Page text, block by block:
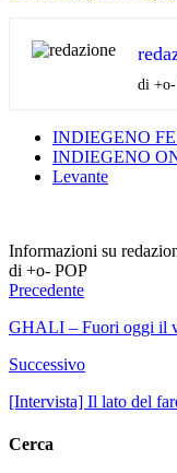
di
INDIEGENO
INDIEGENO
Levante
Informazioni su
di +o- POP
Precedente
GHALI – Fuori oggi il
Successivo
[Intervista] Il lato del
Cerca